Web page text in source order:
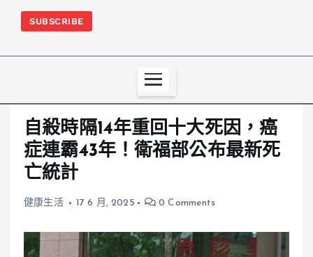
SUBSCRIBE
自殺時隔14年重回十大死因，癌
症連霸43年！衛福部公布最新死
亡統計
健康生活 17 6 月, 2025 0 Comments